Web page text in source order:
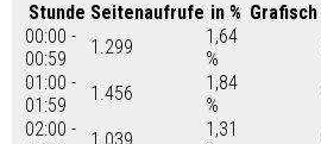
Stunde Seitenaufrufe in % Grafisch
00:00 -
00:59
1.299
1,64
%
01:00 -
01:59
1.456
1,84
%
02:00 -
1,31